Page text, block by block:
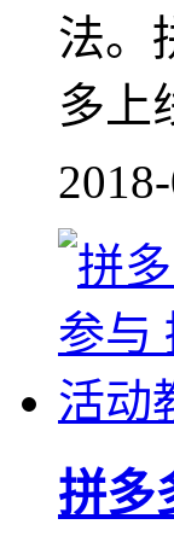
法。
多上
拼多